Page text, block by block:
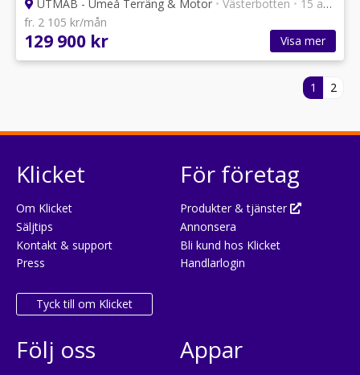
UTMAB - Umeå Terräng & Motor • Västerbotten • 15 annonser
fr. 2 105 kr/mån
129 900 kr Visa mer
1 2
Klicket
Om Klicket
Säljtips
Kontakt & support
Press
Tyck till om Klicket
För företag
Produkter & tjänster
Annonsera
Bli kund hos Klicket
Handlarlogin
Följ oss Appar